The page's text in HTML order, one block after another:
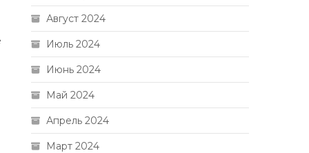
Август 2024
Июль 2024
Июнь 2024
Май 2024
Апрель 2024
Март 2024